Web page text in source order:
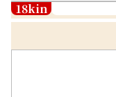
18kin